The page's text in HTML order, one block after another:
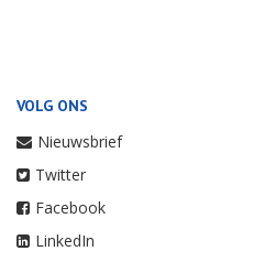
VOLG ONS
Nieuwsbrief
Twitter
Facebook
LinkedIn